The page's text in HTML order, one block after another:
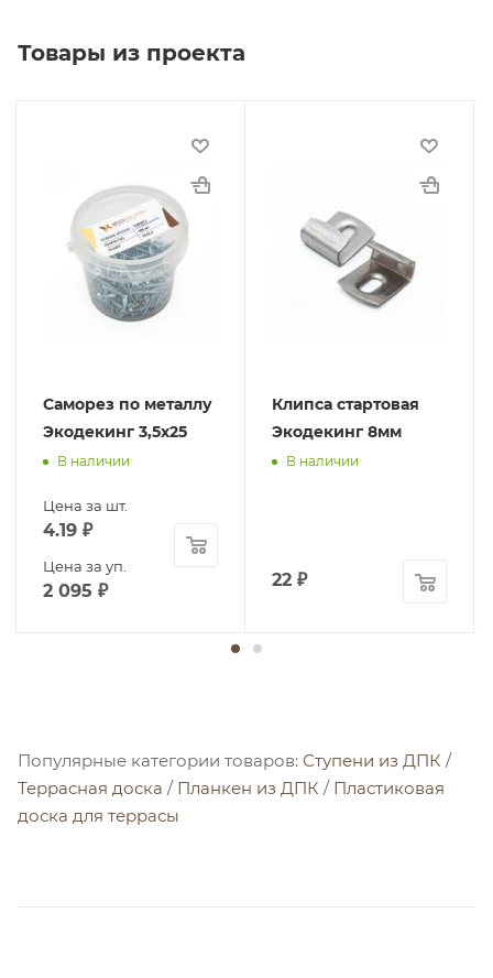
Товары из проекта
Саморез по металлу
Экодекинг 3,5х25
В наличии
Цена за шт.
4.19 ₽
Цена за уп.
2 095 ₽
Клипса стартовая
Экодекинг 8мм
В наличии
22 ₽
Популярные категории товаров: Ступени из ДПК /
Террасная доска / Планкен из ДПК / Пластиковая
доска для террасы